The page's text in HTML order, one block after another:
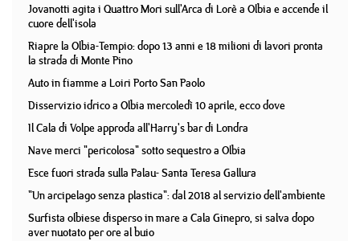
Jovanotti agita i Quattro Mori sull'Arca di Lorè a Olbia e accende il
cuore dell'isola
Riapre la Olbia-Tempio: dopo 13 anni e 18 milioni di lavori pronta
la strada di Monte Pino
Auto in fiamme a Loiri Porto San Paolo
Disservizio idrico a Olbia mercoledì 10 aprile, ecco dove
Il Cala di Volpe approda all'Harry's bar di Londra
Nave merci "pericolosa" sotto sequestro a Olbia
Esce fuori strada sulla Palau- Santa Teresa Gallura
"Un arcipelago senza plastica": dal 2018 al servizio dell'ambiente
Surfista olbiese disperso in mare a Cala Ginepro, si salva dopo
aver nuotato per ore al buio